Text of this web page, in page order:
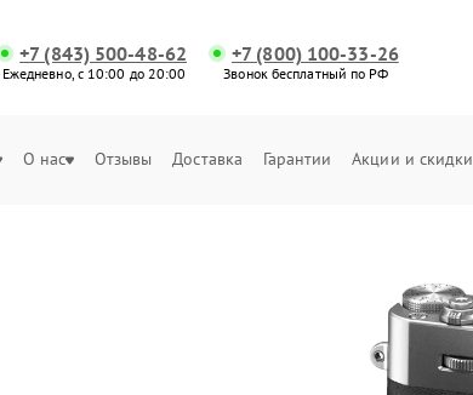
+7 (843) 500-48-62
Ежедневно, с 10:00 до 20:00
+7 (800) 100-33-26
Звонок бесплатный по РФ
О нас Отзывы Доставка Гарантии Акции и скидки